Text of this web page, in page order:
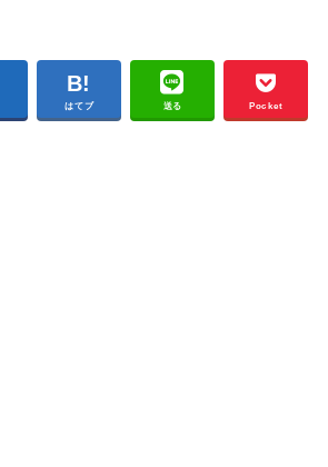
はてブ 送る Pocket